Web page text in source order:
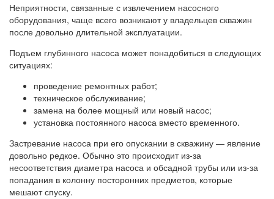
Неприятности, связанные с извлечением насосного
оборудования, чаще всего возникают у владельцев скважин
после довольно длительной эксплуатации.
Подъем глубинного насоса может понадобиться в следующих
ситуациях:
проведение ремонтных работ;
техническое обслуживание;
замена на более мощный или новый насос;
установка постоянного насоса вместо временного.
Застревание насоса при его опускании в скважину — явление
довольно редкое. Обычно это происходит из-за
несоответствия диаметра насоса и обсадной трубы или из-за
попадания в колонну посторонних предметов, которые
мешают спуску.